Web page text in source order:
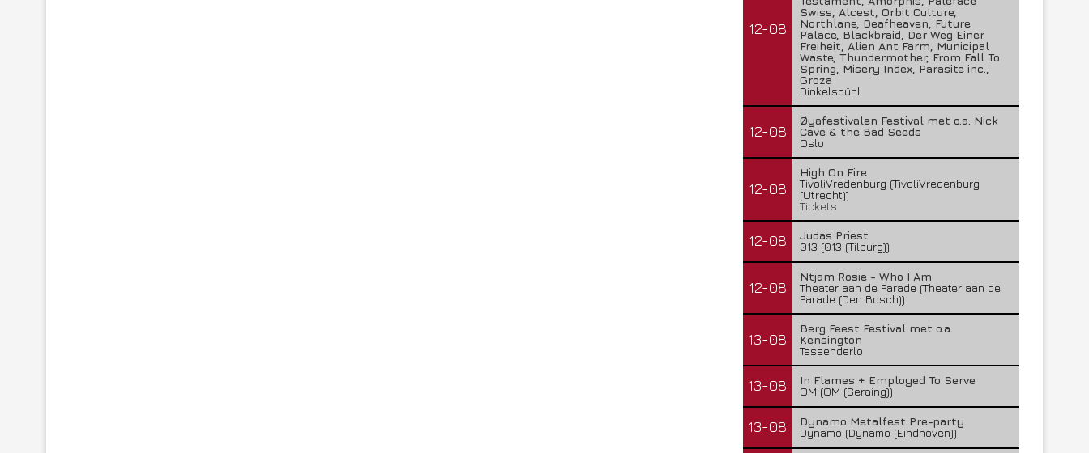
12-08
Swiss, Alcest, Orbit Culture,
Northlane, Deafheaven, Future
Palace, Blackbraid, Der Weg Einer
Freiheit, Alien Ant Farm, Municipal
Waste, Thundermother, From Fall To
Spring, Misery Index, Parasite inc.,
Groza
Dinkelsbühl
12-08
Øyafestivalen Festival met o.a. Nick
Cave & the Bad Seeds
Oslo
12-08
High On Fire
TivoliVredenburg (TivoliVredenburg
(Utrecht))
Tickets
12-08
Judas Priest
013 (013 (Tilburg))
12-08
Ntjam Rosie - Who I Am
Theater aan de Parade (Theater aan de
Parade (Den Bosch))
13-08
Berg Feest Festival met o.a.
Kensington
Tessenderlo
13-08
In Flames + Employed To Serve
OM (OM (Seraing))
13-08
Dynamo Metalfest Pre-party
Dynamo (Dynamo (Eindhoven))